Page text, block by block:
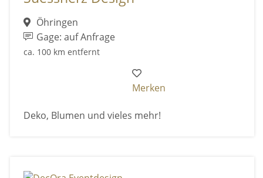
Öhringen
Gage: auf Anfrage
ca. 100 km entfernt
Merken
Deko, Blumen und vieles mehr!